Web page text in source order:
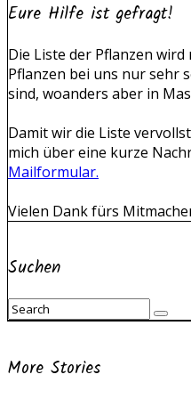
Eure Hilfe ist gefragt!
Die Liste der Pflanzen wird
Pflanzen bei uns nur sehr
sind, woanders aber in
Damit wir die Liste
mich über eine kurze
Mailformular.
Vielen Dank fürs
Suchen
More Stories